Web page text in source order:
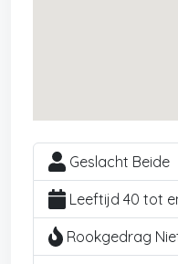
Geslacht Beide
Leeftijd 40 tot
Rookgedrag